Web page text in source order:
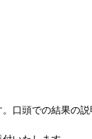
口頭での結果の